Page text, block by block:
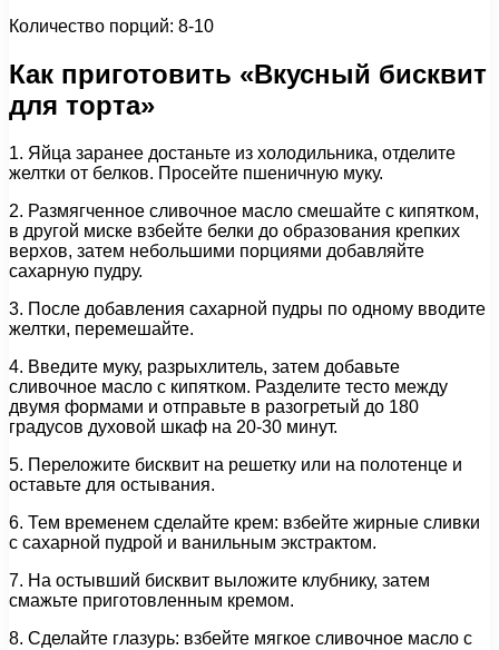
Количество порций: 8-10
Как приготовить «Вкусный бисквит
для торта»
1. Яйца заранее достаньте из холодильника, отделите
желтки от белков. Просейте пшеничную муку.
2. Размягченное сливочное масло смешайте с кипятком,
в другой миске взбейте белки до образования крепких
верхов, затем небольшими порциями добавляйте
сахарную пудру.
3. После добавления сахарной пудры по одному вводите
желтки, перемешайте.
4. Введите муку, разрыхлитель, затем добавьте
сливочное масло с кипятком. Разделите тесто между
двумя формами и отправьте в разогретый до 180
градусов духовой шкаф на 20-30 минут.
5. Переложите бисквит на решетку или на полотенце и
оставьте для остывания.
6. Тем временем сделайте крем: взбейте жирные сливки
с сахарной пудрой и ванильным экстрактом.
7. На остывший бисквит выложите клубнику, затем
смажьте приготовленным кремом.
8. Сделайте глазурь: взбейте мягкое сливочное масло с